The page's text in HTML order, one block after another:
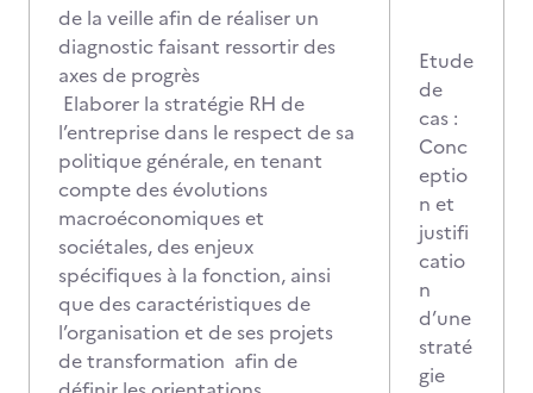
de la veille afin de réaliser un
diagnostic faisant ressortir des
axes de progrès
Elaborer la stratégie RH de
l’entreprise dans le respect de sa
politique générale, en tenant
compte des évolutions
macroéconomiques et
sociétales, des enjeux
spécifiques à la fonction, ainsi
que des caractéristiques de
l’organisation et de ses projets
de transformation afin de
Etude
de
cas :
Conc
eptio
n et
justifi
catio
n
d’une
straté
gie